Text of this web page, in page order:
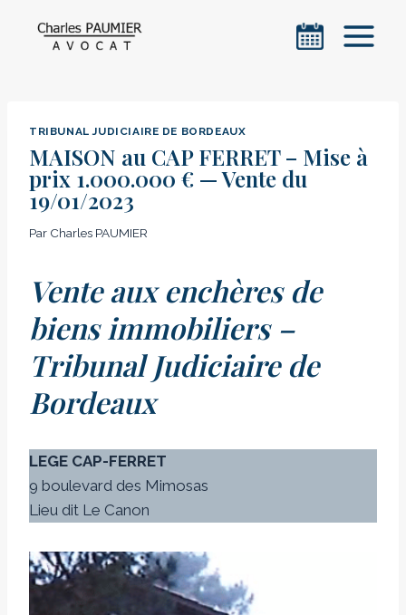
TRIBUNAL JUDICIAIRE DE BORDEAUX
MAISON au CAP FERRET – Mise à
prix 1.000.000 € — Vente du
19/01/2023
Par Charles PAUMIER
Vente aux enchères de
biens immobiliers –
Tribunal Judiciaire de
Bordeaux
LEGE CAP-FERRET
9 boulevard des Mimosas
Lieu dit Le Canon